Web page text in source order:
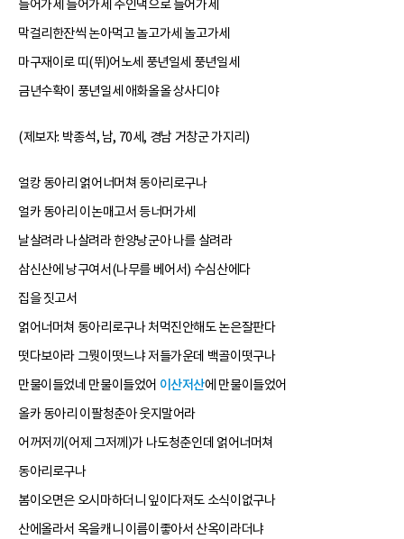
들어가세 들어가세 주인댁으로 들어가세
막걸리한잔씩 논아먹고 놀고가세 놀고가세
마구재이로 띠(뛰)어노세 풍년일세 풍년일세
금년수확이 풍년일세 애화올올 상사디야
(제보자: 박종석, 남, 70세, 경남 거창군 가지리)
얼캉 동아리 얽어너머쳐 동아리로구나
얼카 동아리 이논매고서 등너머가세
날살려라 나살려라 한양낭군아 나를 살려라
삼신산에 낭구여서(나무를 베어서) 수심산에다
집을 짓고서
얽어너머쳐 동아리로구나 처먹진안해도 논은잘판다
떳다보아라 그뭣이떳느냐 저들가운데 백골이떳구나
만물이들었네 만물이들었어 이산저산에 만물이들었어
올카 동아리 이팔청춘아 웃지말어라
어꺼저끼(어제 그저께)가 나도청춘인데 얽어너머쳐
동아리로구나
봄이오면은 오시마하더니 잎이다져도 소식이없구나
산에올라서 옥을캐니 이름이좋아서 산옥이라더냐